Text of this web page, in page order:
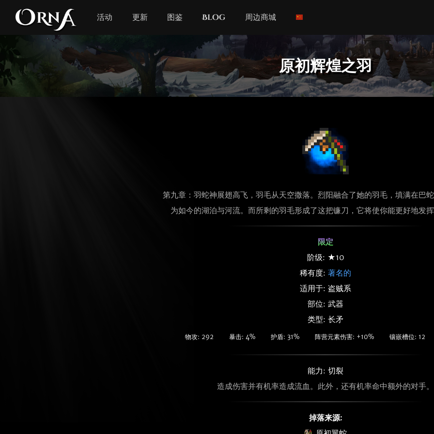
活动 更新 图鉴 Blog 周边商城
原初辉煌之羽
第九章：羽蛇神展翅高飞，羽毛从天空撒落。烈阳融合了她的羽毛，填满在巴
为如今的湖泊与河流。而所剩的羽毛形成了这把镰刀，它将使你能更好地发
限定
阶级: ★10
稀有度: 著名的
适用于: 盗贼系
部位: 武器
类型: 长矛
物攻: 292 暴击: 4% 护盾: 31% 阵营元素伤害: +10% 镶嵌槽位: 12
能力: 切裂
造成伤害并有机率造成流血。此外，还有机率命中额外的对手。
掉落来源: